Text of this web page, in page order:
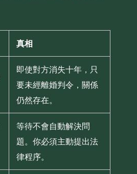
真相
即使對方消失十年，只
要未經離婚判令，關係
仍然存在。
等待不會自動解決問
題。你必須主動提出法
律程序。